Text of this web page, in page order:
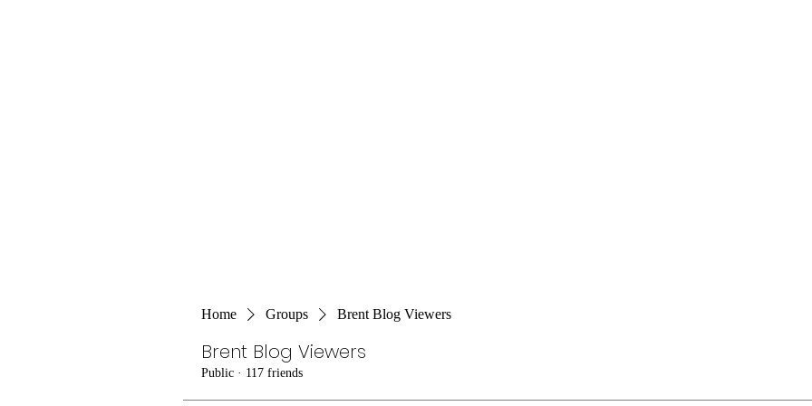
Home Groups Brent Blog Viewers
Brent Blog Viewers
Public · 117 friends